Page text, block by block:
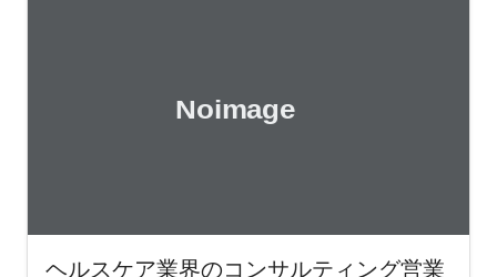
ヘルスケア業界のコンサルティング営業